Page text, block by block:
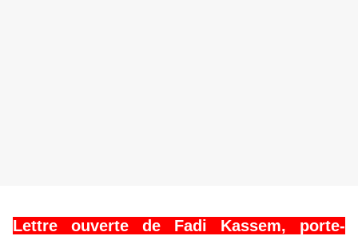
Lettre ouverte de Fadi Kassem, porte-